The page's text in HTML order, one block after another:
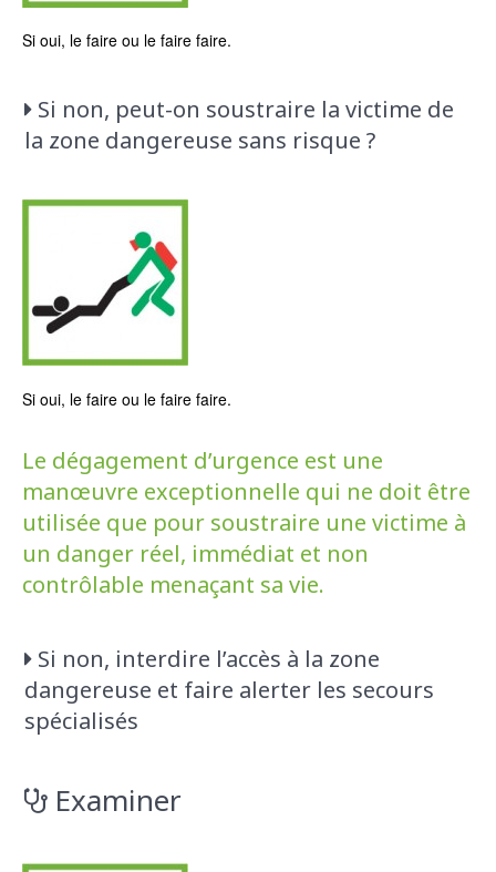
Si oui, le faire ou le faire faire.
Si non, peut-on soustraire la victime de
la zone dangereuse sans risque ?
Si oui, le faire ou le faire faire.
Le dégagement d’urgence est une
manœuvre exceptionnelle qui ne doit être
utilisée que pour soustraire une victime à
un danger réel, immédiat et non
contrôlable menaçant sa vie.
Si non, interdire l’accès à la zone
dangereuse et faire alerter les secours
spécialisés
Examiner